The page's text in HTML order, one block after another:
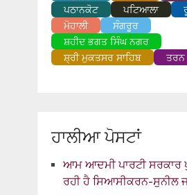
ਪਠਾਨਕੋਟ
ਪਟਿਆਲਾ
ਮੋਹਾਲੀ
ਸੰਗਰੂਰ
ਸ਼ਹੀਦ ਭਗਤ ਸਿੰਘ ਨਗਰ
ਸ਼੍ਰੀ ਮੁਕਤਸਰ ਸਾਹਿਬ
ਤਰਨ
ਹਾਲੀਆ ਪੋਸਟਾਂ
ਆਮ ਆਦਮੀ ਪਾਰਟੀ ਸਰਕਾਰ
ਰਹੀ ਹੈ ਸਿਆਸੀਕਰਨ-ਸੁਨੀਲ